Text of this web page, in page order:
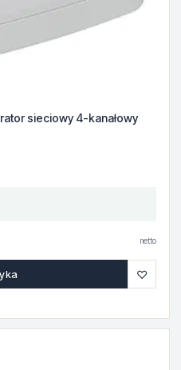
sieciowy 4-kanałowy
netto
♡